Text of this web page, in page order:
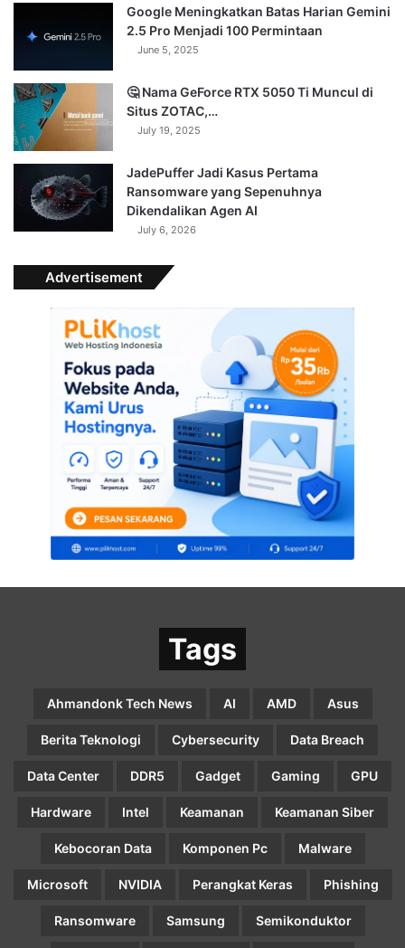
Google Meningkatkan Batas Harian Gemini
2.5 Pro Menjadi 100 Permintaan
June 5, 2025
🤔 Nama GeForce RTX 5050 Ti Muncul di
Situs ZOTAC,…
July 19, 2025
JadePuffer Jadi Kasus Pertama
Ransomware yang Sepenuhnya
Dikendalikan Agen AI
July 6, 2026
Advertisement
Tags
Ahmandonk Tech News AI AMD Asus
Berita Teknologi Cybersecurity Data Breach
Data Center DDR5 Gadget Gaming GPU
Hardware Intel Keamanan Keamanan Siber
Kebocoran Data Komponen Pc Malware
Microsoft NVIDIA Perangkat Keras Phishing
Ransomware Samsung Semikonduktor